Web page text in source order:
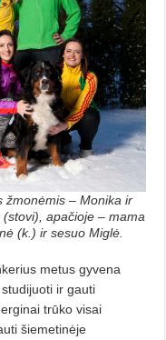
žmonėmis – Monika ir
apačioje – mama
(k.) ir sesuo Miglė.
metus gyvena
ir gauti
trūko visai
šiemetinėje